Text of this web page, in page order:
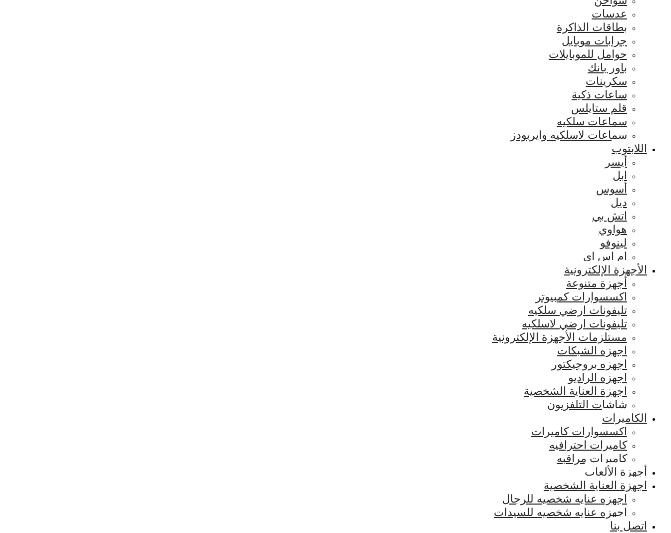
عدسات
بطاقات الذاكرة
جرابات موبايل
حوامل للموبايلات
باور بانك
سكرينات
ساعات ذكية
قلم ستايلس
سماعات سلكيه
سماعات لاسلكيه وايربودز
اللابتوب
أيسر
ابل
أسوس
ديل
اتش بي
هواوي
لينوفو
ام اس اي
الأجهزة الإلكترونية
أجهزة متنوعة
اكسسوارات كمبيوتر
تليفونات ارضي سلكيه
تليفونات ارضي لاسلكيه
مستلزمات الأجهزة الإلكترونية
اجهزه الشبكات
اجهزه بروجيكتور
اجهزه الراديو
اجهزة العناية الشخصية
شاشات التلفزيون
الكاميرات
اكسسوارات كاميرات
كاميرات احترافيه
كاميرات مراقبه
أجهزة الألعاب
اجهزة العناية الشخصية
اجهزه عنايه شخصيه للرجال
اجهزه عنايه شخصيه للسيدات
اتصل بنا